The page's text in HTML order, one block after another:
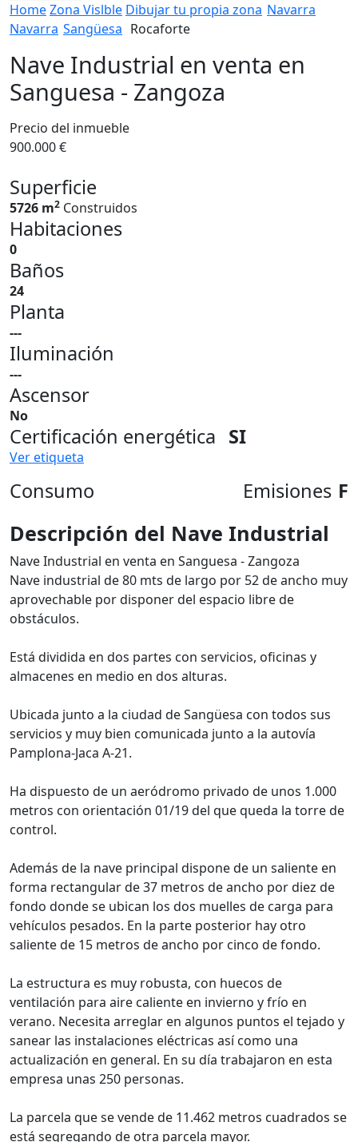
HomeZona Vislble Dibujar tu propia zona Navarra
Navarra Sangüesa Rocaforte
Nave Industrial en venta en
Sanguesa - Zangoza
Precio del inmueble
900.000 €
Superficie
5726 m2 Construidos
Habitaciones
0
Baños
24
Planta
---
Iluminación
---
Ascensor
No
Certificación energética SI
Ver etiqueta
Consumo Emisiones F
Descripción del Nave Industrial
Nave Industrial en venta en Sanguesa - Zangoza
Nave industrial de 80 mts de largo por 52 de ancho muy
aprovechable por disponer del espacio libre de
obstáculos.
Está dividida en dos partes con servicios, oficinas y
almacenes en medio en dos alturas.
Ubicada junto a la ciudad de Sangüesa con todos sus
servicios y muy bien comunicada junto a la autovía
Pamplona-Jaca A-21.
Ha dispuesto de un aeródromo privado de unos 1.000
metros con orientación 01/19 del que queda la torre de
control.
Además de la nave principal dispone de un saliente en
forma rectangular de 37 metros de ancho por diez de
fondo donde se ubican los dos muelles de carga para
vehículos pesados. En la parte posterior hay otro
saliente de 15 metros de ancho por cinco de fondo.
La estructura es muy robusta, con huecos de
ventilación para aire caliente en invierno y frío en
verano. Necesita arreglar en algunos puntos el tejado y
sanear las instalaciones eléctricas así como una
actualización en general. En su día trabajaron en esta
empresa unas 250 personas.
La parcela que se vende de 11.462 metros cuadrados se
está segregando de otra parcela mayor.